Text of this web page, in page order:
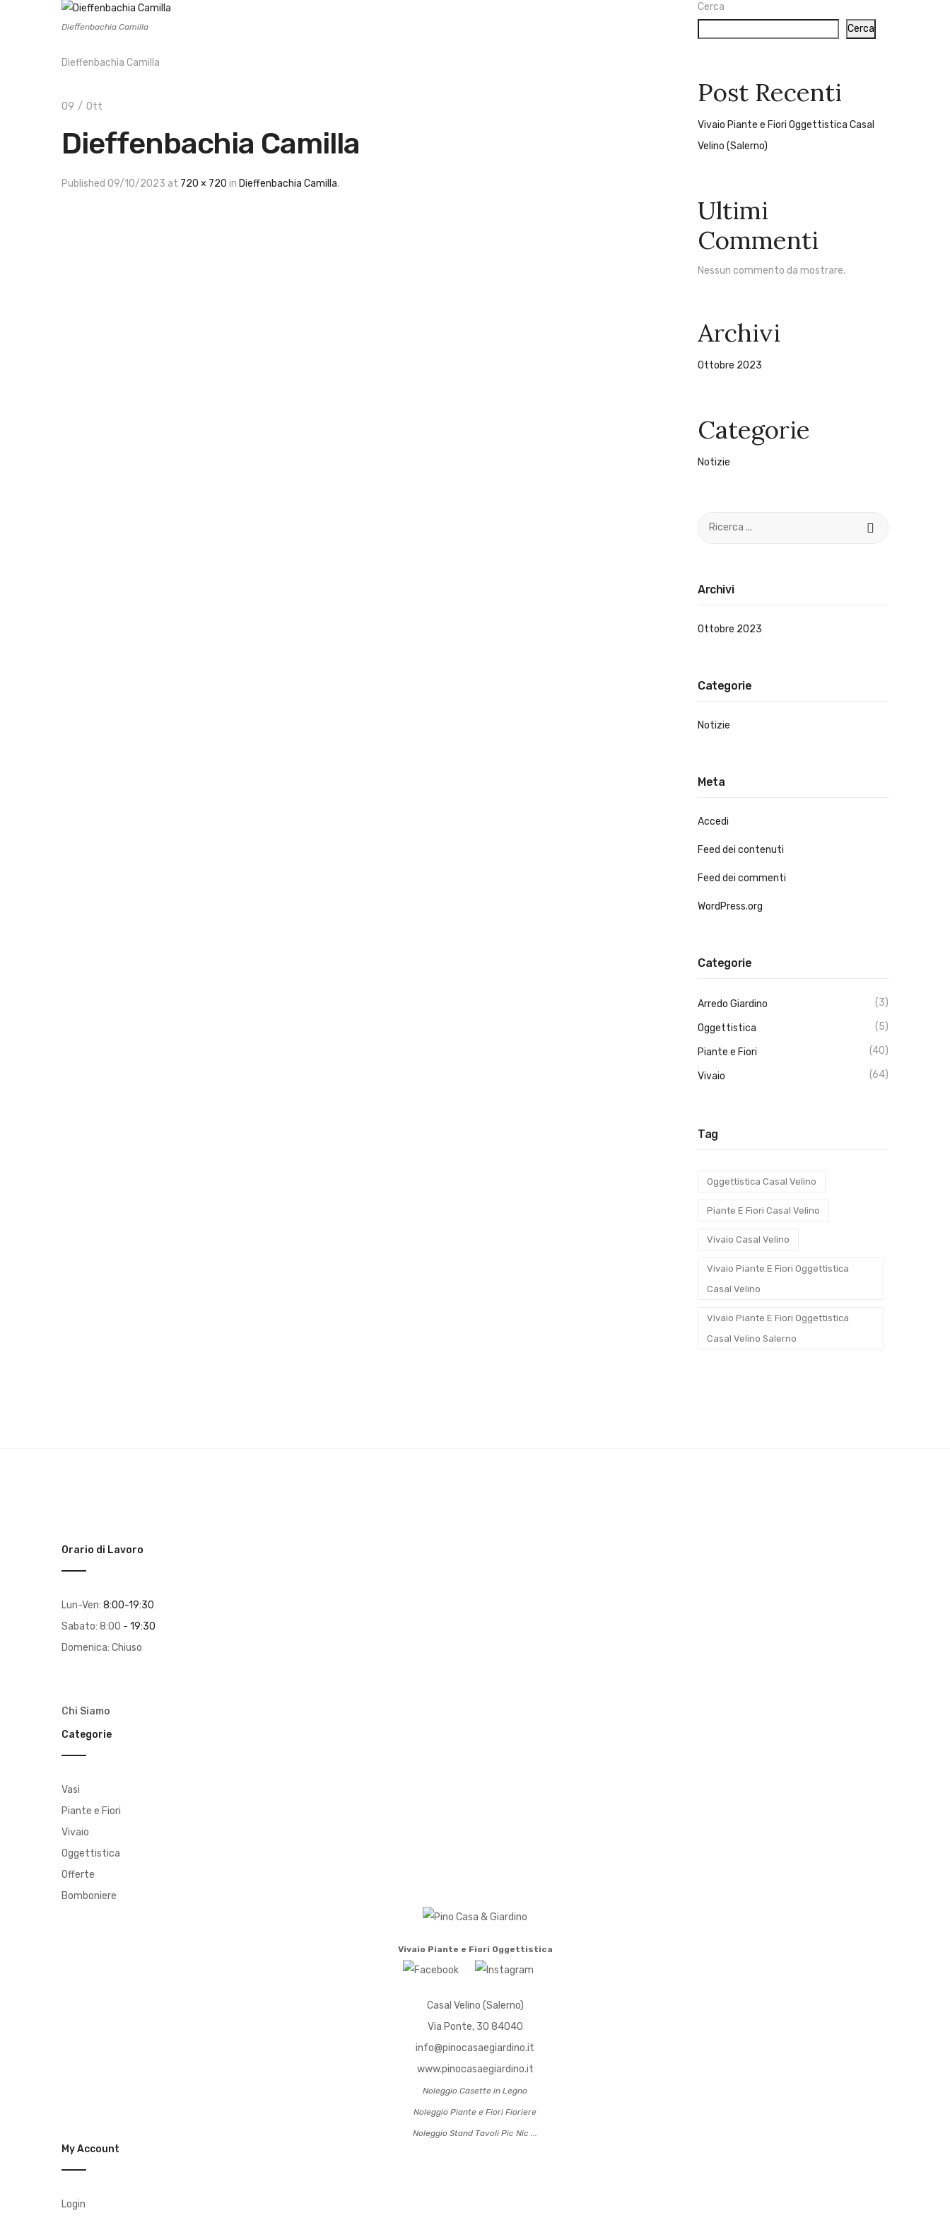
Dieffenbachia Camilla
Dieffenbachia Camilla
09 / Ott
Dieffenbachia Camilla
Published 09/10/2023 at 720 × 720 in Dieffenbachia Camilla.
Cerca
Cerca
Post Recenti
Vivaio Piante e Fiori Oggettistica Casal
Velino (Salerno)
Ultimi
Commenti
Nessun commento da mostrare.
Archivi
Ottobre 2023
Categorie
Notizie
Archivi
Ottobre 2023
Categorie
Notizie
Meta
Accedi
Feed dei contenuti
Feed dei commenti
WordPress.org
Categorie
Arredo Giardino (3)
Oggettistica (5)
Piante e Fiori (40)
Vivaio (64)
Tag
Oggettistica Casal Velino
Piante E Fiori Casal Velino
Vivaio Casal Velino
Vivaio Piante E Fiori Oggettistica
Casal Velino
Vivaio Piante E Fiori Oggettistica
Casal Velino Salerno
Orario di Lavoro
Lun-Ven: 8:00-19:30
Sabato: 8:00 - 19:30
Domenica: Chiuso
Chi Siamo
Categorie
Vasi
Piante e Fiori
Vivaio
Oggettistica
Offerte
Bomboniere
Vivaio Piante e Fiori Oggettistica
Casal Velino (Salerno)
Via Ponte, 30 84040
info@pinocasaegiardino.it
www.pinocasaegiardino.it
Noleggio Casette in Legno
Noleggio Piante e Fiori Fioriere
Noleggio Stand Tavoli Pic Nic ...
My Account
Login